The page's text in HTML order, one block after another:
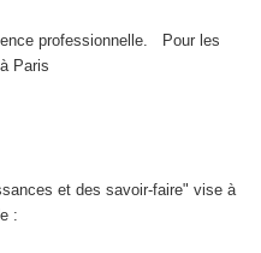
professionnelle. Pour les
Paris
et des savoir-faire" vise à
: